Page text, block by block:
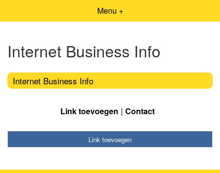
Menu +
Internet Business Info
Internet Business Info
Link toevoegen Contact
Link toevoegen